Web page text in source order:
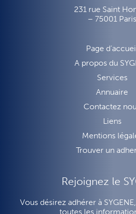
231 rue Saint
– 75001 Paris
Page
A propos du
Services
Annuaire
Contactez
Liens
Mentions
Trouver un
Rejoignez le
Vous désirez adhérer à
toutes les